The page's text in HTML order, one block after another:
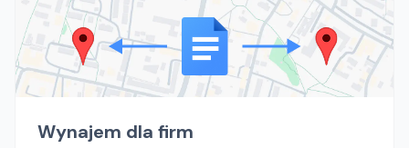
Wynajem dla firm